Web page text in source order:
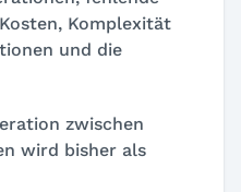
Komplexität
und die
zwischen
wird bisher als